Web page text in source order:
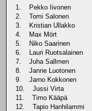
1. Pekko Iivonen
2. Tomi Salonen
3. Kristian Ullakko
4. Max Mört
5. Niko Saarinen
6. Lauri Ruotsalainen
7. Juha Sallmen
8. Janne Luotonen
9. Jarno Kokkonen
10. Jussi Virta
11. Timo Kääpä
12. Tapio Hanhilammi